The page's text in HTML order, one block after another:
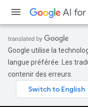
Google utilise la
langue préférée. Les
contenir des erreurs.